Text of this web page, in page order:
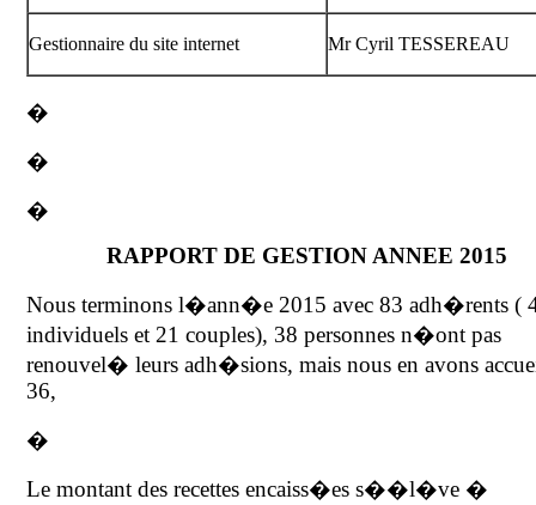
Gestionnaire du site internet Mr Cyril TESSEREAU
�
�
�
RAPPORT DE GESTION ANNEE 2015
Nous terminons l�ann�e 2015 avec 83 adh�rents (
individuels et 21 couples), 38 personnes n�ont pas
renouvel� leurs adh�sions, mais nous en avons
36,
�
Le montant des recettes encaiss�es s��l�ve �